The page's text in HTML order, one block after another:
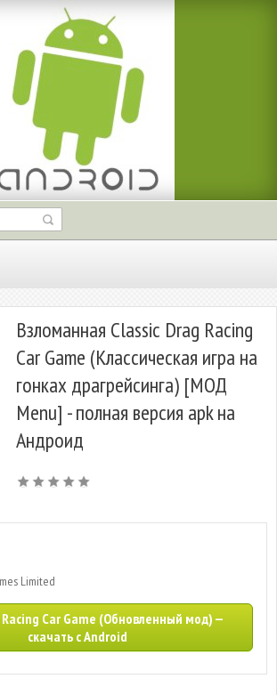
Взломанная Classic Drag Racing
Car Game (Классическая игра на
гонках драгрейсинга) [МОД
Menu] - полная версия apk на
Андроид
Limited
Racing Car Game (Обновленный мод) —
скачать с Android